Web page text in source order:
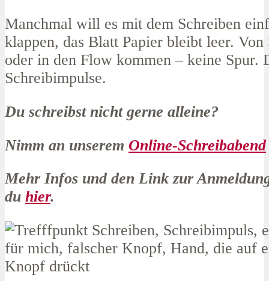
Manchmal will es mit dem Schreiben
klappen, das Blatt Papier bleibt leer. Von
oder in den Flow kommen – keine Spur.
Schreibimpulse.
Du schreibst nicht gerne alleine?
Nimm an unserem Online-Schreibabend
Mehr Infos und den Link zur
du hier.